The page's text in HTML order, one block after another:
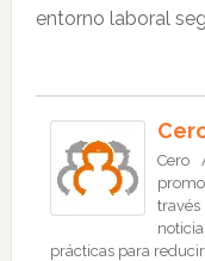
entorno laboral
Cero
prácticas para